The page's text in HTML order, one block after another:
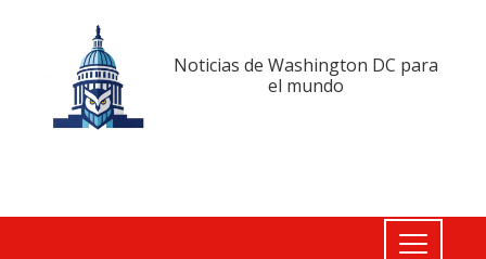
Noticias de Washington DC para
el mundo